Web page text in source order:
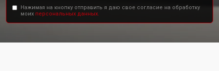
Нажимая на кнопку отправить я даю свое согласие на обработку
моих персональных данных.